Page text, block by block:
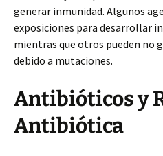
generar inmunidad. Algunos
exposiciones para desarrollar
mientras que otros pueden no
debido a mutaciones.
Antibióticos y
Antibiótica